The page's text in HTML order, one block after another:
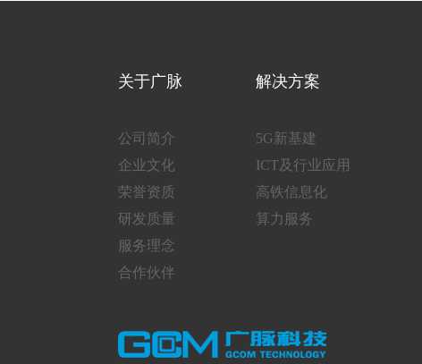
关于广脉
公司简介
企业文化
荣誉资质
研发质量
服务理念
合作伙伴
解决方案
5G新基建
ICT及行业应用
高铁信息化
算力服务